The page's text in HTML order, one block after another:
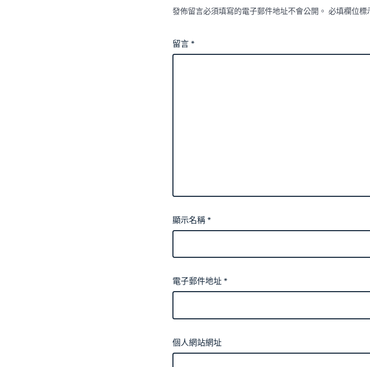
發佈留言必須填寫的電子郵件地址不會公開。 必填欄位標
留言*
顯示名稱*
電子郵件地址*
個人網站網址